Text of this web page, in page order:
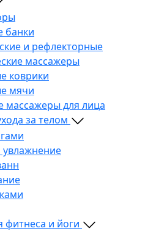
банки
и рефлекторные
массажеры
коврики
мячи
массажеры для лица
за телом
фитнеса и йоги